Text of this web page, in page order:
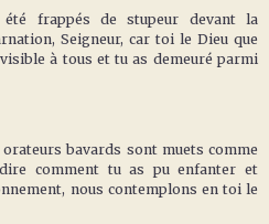
frappés de stupeur devant la
Seigneur, car toi le Dieu que
visible à tous et tu as demeuré parmi
bavards sont muets comme
comment tu as pu enfanter et
nous contemplons en toi le